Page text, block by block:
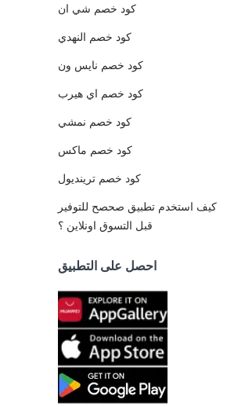
كود خصم شي ان
كود خصم النهدي
كود خصم نايس ون
كود خصم اي هيرب
كود خصم نمشي
كود خصم ماكس
كود خصم ترينديول
كيف استخدم تطبيق صحصح للتوفير
قبل التسوق اونلاين ؟
احصل على التطبيق